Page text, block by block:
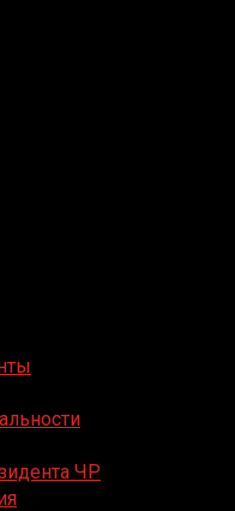
ЧР